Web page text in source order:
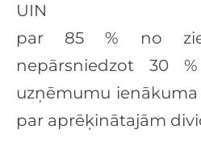
UIN
par 85 % no
nepārsniedzot 30
uzņēmumu
par aprēķinātajām